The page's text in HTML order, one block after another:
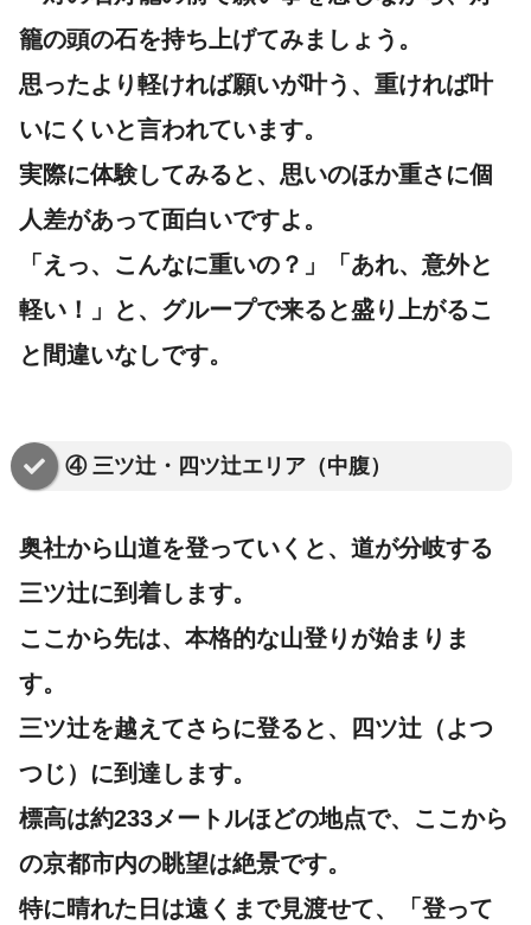
籠の頭の石を持ち上げてみましょう。
思ったより軽ければ願いが叶う、重ければ叶
いにくいと言われています。
実際に体験してみると、思いのほか重さに個
人差があって面白いですよ。
「えっ、こんなに重いの？」「あれ、意外と
軽い！」と、グループで来ると盛り上がるこ
と間違いなしです。
④ 三ツ辻・四ツ辻エリア（中腹）
奥社から山道を登っていくと、道が分岐する
三ツ辻に到着します。
ここから先は、本格的な山登りが始まりま
す。
三ツ辻を越えてさらに登ると、
四ツ辻（よつ
つじ） に到達します。
標高は約233メートルほどの地点で、ここから
の京都市内の眺望は絶景です。
特に晴れた日は遠くまで見渡せて、「登って